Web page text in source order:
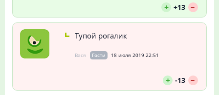
+ +13 --
Тупой рогалик
Вася Гости 18 июля 2019 22:51
+ -13 --